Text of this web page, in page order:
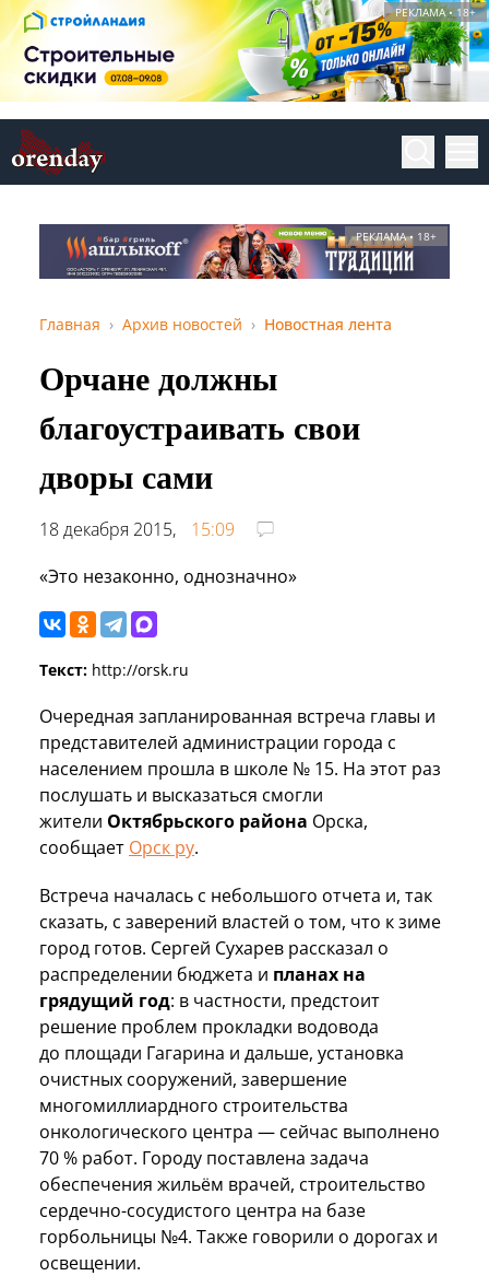
РЕКЛАМА • 18+
РЕКЛАМА • 18+
Главная Архив новостей Новостная лента
Орчане должны
благоустраивать свои
дворы сами
18 декабря 2015,
15:09
«Это незаконно, однозначно»
Текст: http://orsk.ru
Очередная запланированная встреча главы и
представителей администрации города с
населением прошла в школе № 15. На этот раз
послушать и высказаться смогли
жители Октябрьского района Орска,
сообщает Орск ру.
Встреча началась с небольшого отчета и, так
сказать, с заверений властей о том, что к зиме
город готов. Сергей Сухарев рассказал о
распределении бюджета и планах на
грядущий год: в частности, предстоит
решение проблем прокладки водовода
до площади Гагарина и дальше, установка
очистных сооружений, завершение
многомиллиардного строительства
онкологического центра — сейчас выполнено
70 % работ. Городу поставлена задача
обеспечения жильём врачей, строительство
сердечно-сосудистого центра на базе
горбольницы №4. Также говорили о дорогах и
освещении.